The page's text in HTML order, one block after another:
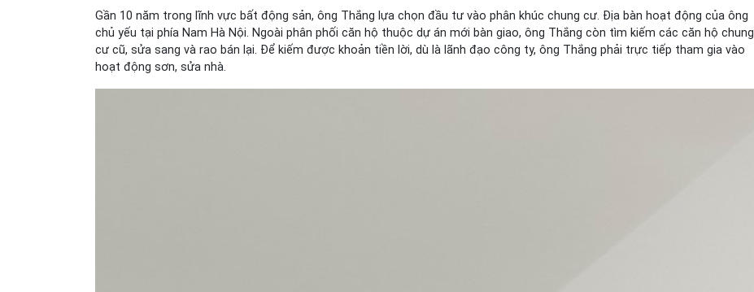
Gần 10 năm trong lĩnh vực bất động sản, ông Thắng lựa chọn đầu tư vào phân khúc chung cư. Địa bàn hoạt động của ông
chủ yếu tại phía Nam Hà Nội. Ngoài phân phối căn hộ thuộc dự án mới bàn giao, ông Thắng còn tìm kiếm các căn hộ chung
cư cũ, sửa sang và rao bán lại. Để kiếm được khoản tiền lời, dù là lãnh đạo công ty, ông Thắng phải trực tiếp tham gia vào
hoạt động sơn, sửa nhà.